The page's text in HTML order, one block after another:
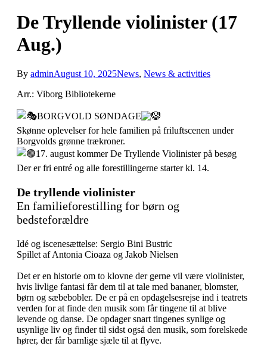
De Tryllende violinister (17
Aug.)
By adminAugust 10, 2025News, News & activities
Arr.: Viborg Bibliotekerne
BORGVOLD SØNDAGE
Skønne oplevelser for hele familien på friluftscenen under
Borgvolds grønne trækroner.
17. august kommer De Tryllende Violinister på besøg
Der er fri entré og alle forestillingerne starter kl. 14.
De tryllende violinister
En familieforestilling for børn og
bedsteforældre
Idé og iscenesættelse: Sergio Bini Bustric
Spillet af Antonia Cioaza og Jakob Nielsen
Det er en historie om to klovne der gerne vil være violinister,
hvis livlige fantasi får dem til at tale med bananer, blomster,
børn og sæbebobler. De er på en opdagelsesrejse ind i teatrets
verden for at finde den musik som får tingene til at blive
levende og danse. De opdager snart tingenes synlige og
usynlige liv og finder til sidst også den musik, som forelskede
hører, der får barnlige sjæle til at flyve.